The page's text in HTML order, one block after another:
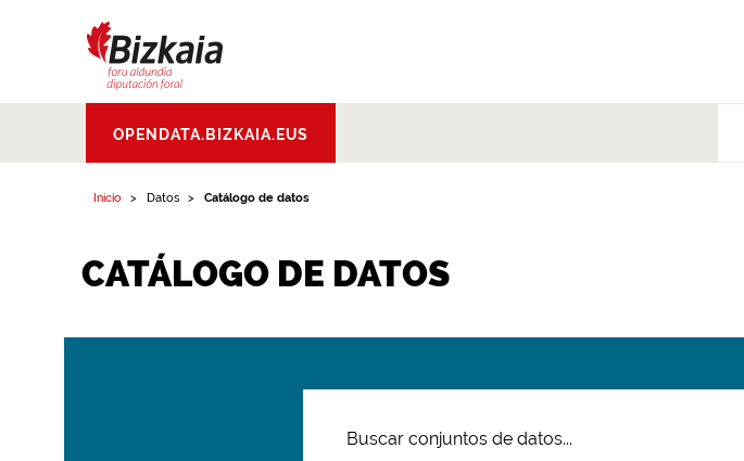
Aldundia.Diputacion
Foral de Bizkaia
OPENDATA.BIZKAIA.EUS
Inicio Datos Catálogo de datos
CATÁLOGO DE DATOS